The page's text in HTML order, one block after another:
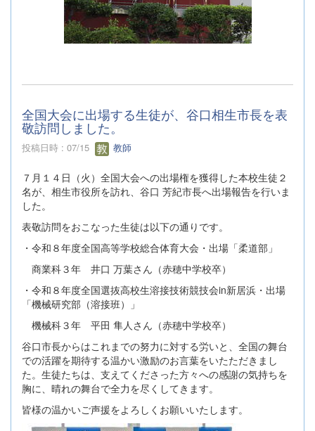
全国大会に出場する生徒が、谷口相生市長を表
敬訪問しました。
投稿日時 : 07/15 教師
７月１４日（火）全国大会への出場権を獲得した本校生徒２
名が、相生市役所を訪れ、谷口 芳紀市長へ出場報告を行いま
した。
表敬訪問をおこなった生徒は以下の通りです。
・令和８年度全国高等学校総合体育大会・出場「柔道部」
商業科３年 井口 万葉さん（赤穂中学校卒）
・令和８年度全国選抜高校生溶接技術競技会in新居浜・出場
「機械研究部（溶接班）」
機械科３年 平田 隼人さん（赤穂中学校卒）
谷口市長からはこれまでの努力に対する労いと、全国の舞台
での活躍を期待する温かい激励のお言葉をいたただきまし
た。生徒たちは、支えてくださった方々への感謝の気持ちを
胸に、晴れの舞台で全力を尽くしてきます。
皆様の温かいご声援をよろしくお願いいたします。